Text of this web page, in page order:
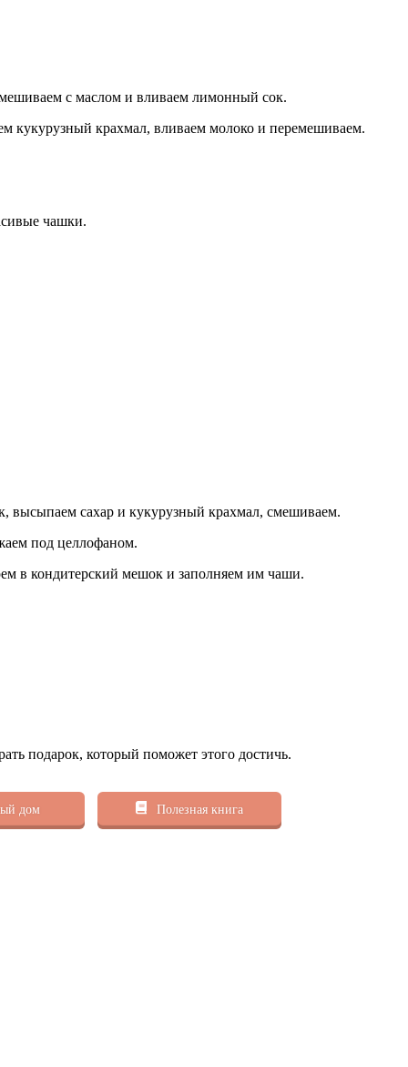
с маслом и вливаем лимонный сок.
кукурузный крахмал, вливаем молоко и перемешиваем.
чашки.
высыпаем сахар и кукурузный крахмал, смешиваем.
под целлофаном.
в кондитерский мешок и заполняем им чаши.
подарок, который поможет этого достичь.
дом Полезная книга